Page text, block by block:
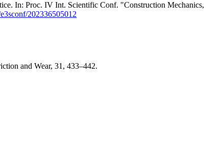
In: Proc. IV Int. Scientific Conf. "Construction Mechanics,
202336505012
and Wear, 31, 433–442.